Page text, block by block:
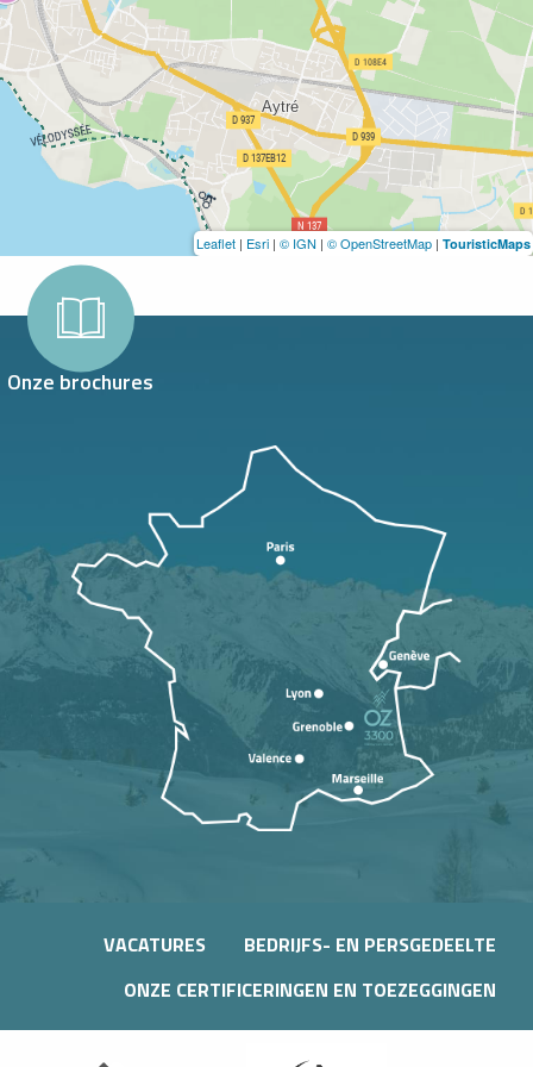
Leaflet | Esri | © IGN | © OpenStreetMap | TouristicMaps
Onze brochures
VACATURES
BEDRIJFS- EN PERSGEDEELTE
ONZE CERTIFICERINGEN EN TOEZEGGINGEN